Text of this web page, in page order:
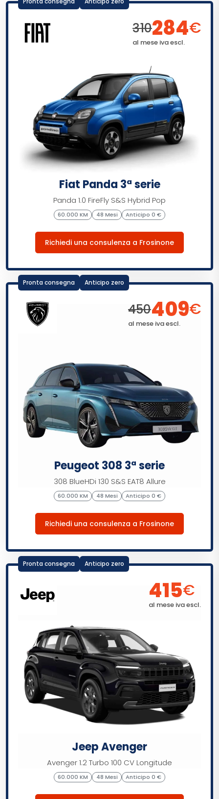
310284€
al mese iva escl.
Fiat Panda 3ª serie
Panda 1.0 FireFly S&S Hybrid Pop
60.000 KM 48 Mesi Anticipo 0 €
Richiedi una consulenza a Frosinone
450409€
al mese iva escl.
Pronta consegna Anticipo zero
Peugeot 308 3ª serie
308 BlueHDi 130 S&S EAT8 Allure
60.000 KM 48 Mesi Anticipo 0 €
Richiedi una consulenza a Frosinone
415€
al mese iva escl.
Pronta consegna Anticipo zero
Jeep Avenger
Avenger 1.2 Turbo 100 CV Longitude
60.000 KM 48 Mesi Anticipo 0 €